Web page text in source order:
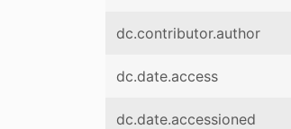
dc.contributor.author
dc.date.access
dc.date.accessioned